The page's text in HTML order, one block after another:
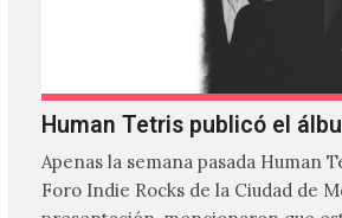
Human Tetris publicó el
Apenas la semana pasada Human
Foro Indie Rocks de la Ciudad de